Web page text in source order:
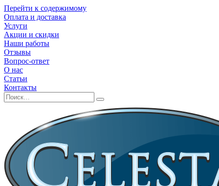
Перейти к содержимому
Оплата и доставка
Услуги
Акции и скидки
Наши работы
Отзывы
Вопрос-ответ
О нас
Статьи
Контакты